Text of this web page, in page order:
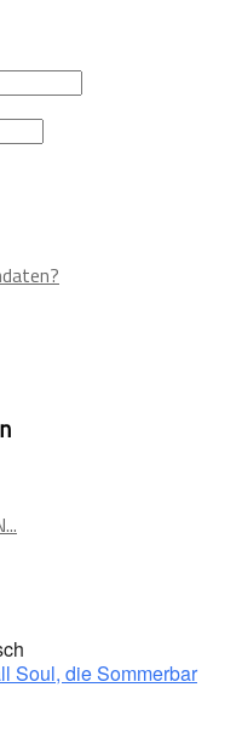
Soul, die Sommerbar